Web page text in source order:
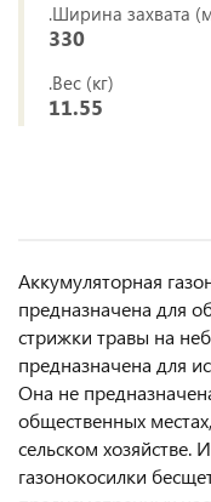
.Ширина захвата
330
.Вес (кг)
11.55
Аккумуляторная
предназначена для
стрижки травы на
предназначена для
Она не
общественных
сельском хозяйстве.
газонокосилки